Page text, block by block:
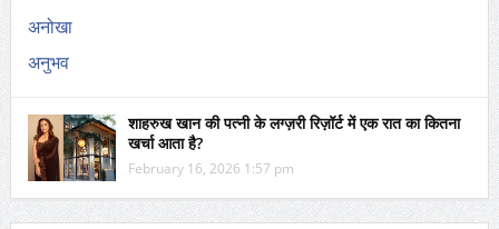
शाहरुख खान की पत्नी के लग्ज़री रिज़ॉर्ट में एक रात का कितना
खर्चा आता है?
February 16, 2026 1:57 pm